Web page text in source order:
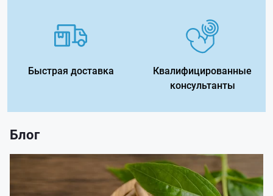
Быстрая доставка
Квалифицированные
консультанты
Блог